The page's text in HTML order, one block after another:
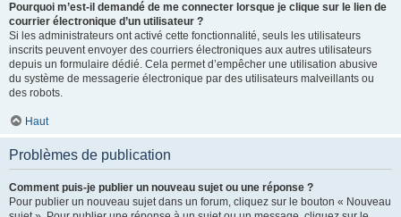
Pourquoi m’est-il demandé de me connecter lorsque je clique sur le lien de
courrier électronique d’un utilisateur ?
Si les administrateurs ont activé cette fonctionnalité, seuls les utilisateurs
inscrits peuvent envoyer des courriers électroniques aux autres utilisateurs
depuis un formulaire dédié. Cela permet d’empêcher une utilisation abusive
du système de messagerie électronique par des utilisateurs malveillants ou
des robots.
Haut
Problèmes de publication
Comment puis-je publier un nouveau sujet ou une réponse ?
Pour publier un nouveau sujet dans un forum, cliquez sur le bouton « Nouveau